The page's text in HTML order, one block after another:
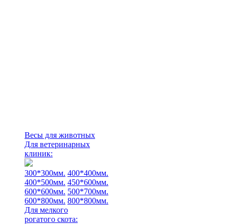
Весы для животных
Для ветеринарных
клиник:
300*300мм. 400*400мм.
400*500мм. 450*600мм.
600*600мм. 500*700мм.
600*800мм. 800*800мм.
Для мелкого
рогатого скота: